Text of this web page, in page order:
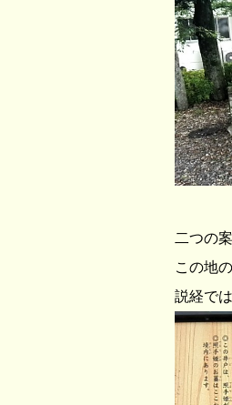
二つの
この地
説経で